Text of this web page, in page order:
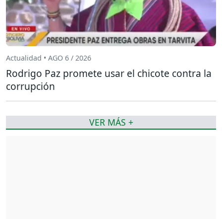
Actualidad • AGO 6 / 2026
Rodrigo Paz promete usar el chicote contra la
corrupción
VER MÁS +